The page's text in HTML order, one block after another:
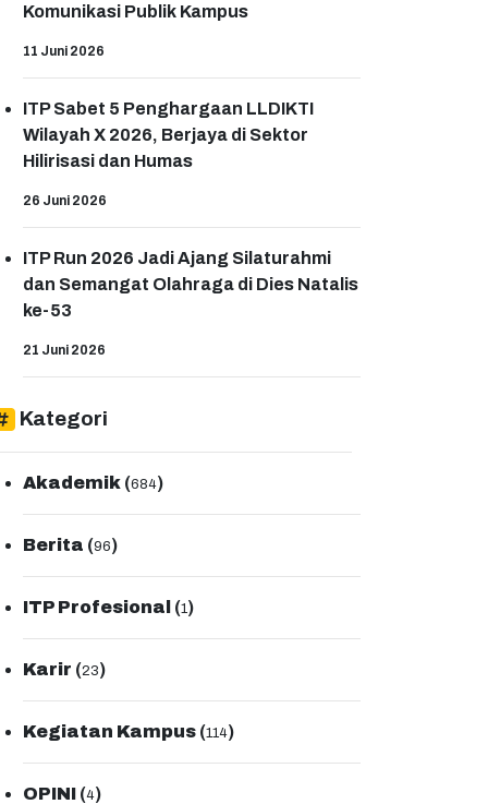
Komunikasi Publik Kampus
11 Juni 2026
ITP Sabet 5 Penghargaan LLDIKTI
Wilayah X 2026, Berjaya di Sektor
Hilirisasi dan Humas
26 Juni 2026
ITP Run 2026 Jadi Ajang Silaturahmi
dan Semangat Olahraga di Dies Natalis
ke-53
21 Juni 2026
Kategori
Akademik (684)
Berita (96)
ITP Profesional (1)
Karir (23)
Kegiatan Kampus (114)
OPINI (4)